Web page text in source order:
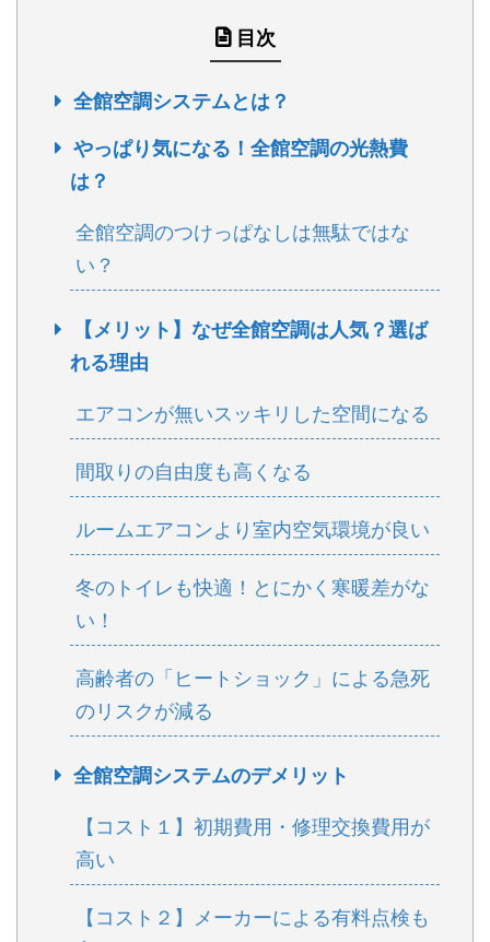
目次
全館空調システムとは？
やっぱり気になる！全館空調の光熱費
は？
全館空調のつけっぱなしは無駄ではな
い？
【メリット】なぜ全館空調は人気？選ば
れる理由
エアコンが無いスッキリした空間になる
間取りの自由度も高くなる
ルームエアコンより室内空気環境が良い
冬のトイレも快適！とにかく寒暖差がな
い！
高齢者の「ヒートショック」による急死
のリスクが減る
全館空調システムのデメリット
【コスト１】初期費用・修理交換費用が
高い
【コスト２】メーカーによる有料点検も